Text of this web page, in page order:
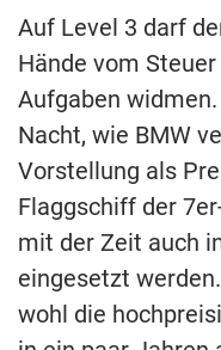
Auf Level 3 darf
Hände vom
Aufgaben
Nacht, wie BMW
Vorstellung als
Flaggschiff der
mit der Zeit auch
eingesetzt
wohl die